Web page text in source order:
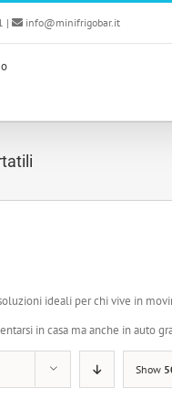
| info@minifrigobar.it
ideali per chi vive in
in casa ma anche in auto
Show